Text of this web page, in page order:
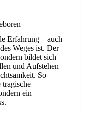
Erfahrung – auch
Weges ist. Der
bildet sich
und Aufstehen
So
tragische
ein